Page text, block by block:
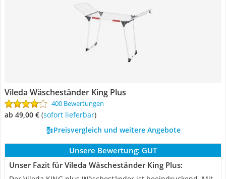
Vileda Wäscheständer King Plus
400 Bewertungen
ab 49,00 € ( Sofort lieferbar)
Preisvergleich und weitere Angebote
Unsere Bewertung: GUT
Unser Fazit für Vileda Wäscheständer King Plus: